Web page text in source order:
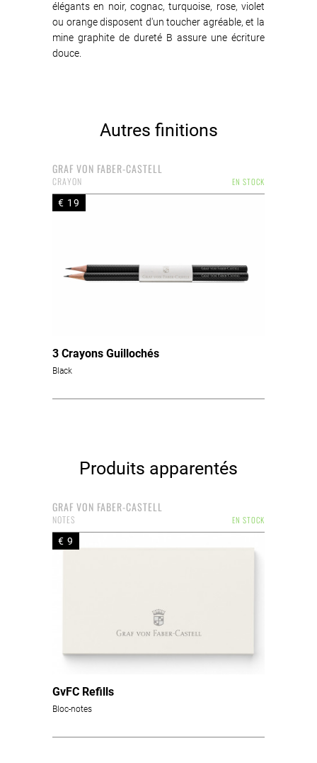
élégants en noir, cognac, turquoise, rose, violet
ou orange disposent d'un toucher agréable, et la
mine graphite de dureté B assure une écriture
douce.
Autres finitions
GRAF VON FABER-CASTELL
EN STOCK
CRAYON
€ 19
3 Crayons Guillochés
Black
Produits apparentés
GRAF VON FABER-CASTELL
EN STOCK
NOTES
€ 9
GvFC Refills
Bloc-notes